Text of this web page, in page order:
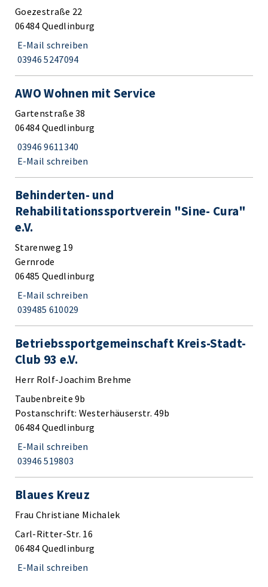
Goezestraße 22
06484 Quedlinburg
E-Mail schreiben
03946 5247094
AWO Wohnen mit Service
Gartenstraße 38
06484 Quedlinburg
03946 9611340
E-Mail schreiben
Behinderten- und
Rehabilitationssportverein "Sine- Cura"
e.V.
Starenweg 19
Gernrode
06485 Quedlinburg
E-Mail schreiben
039485 610029
Betriebssportgemeinschaft Kreis-Stadt-
Club 93 e.V.
Herr Rolf-Joachim Brehme
Taubenbreite 9b
Postanschrift: Westerhäuserstr. 49b
06484 Quedlinburg
E-Mail schreiben
03946 519803
Blaues Kreuz
Frau Christiane Michalek
Carl-Ritter-Str. 16
06484 Quedlinburg
E-Mail schreiben